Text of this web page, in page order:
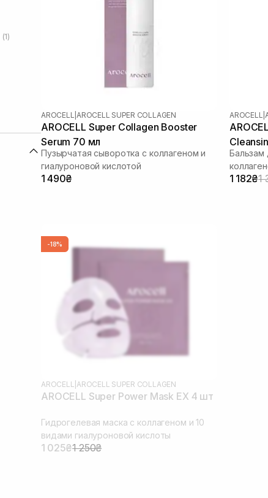
(1)
AROCELL AROCELL SUPER COLLAGEN
AROCELL Super Collagen Booster
Serum 70 мл
Пузырчатая сыворотка с коллагеном и
гиалуроновой кислотой
1 490₴
AROCELL
Бальзам
1 182₴1
-18%
AROCELL AROCELL SUPER COLLAGEN
AROCELL Super Power Mask EX 4 шт
Гидрогелевая маска с коллагеном и 10
видами гиалуроновой кислоты
1 025₴1 250₴